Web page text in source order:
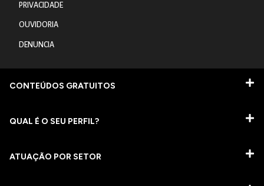
PRIVACIDADE
OUVIDORIA
DENUNCIA
CONTEÚDOS GRATUITOS
QUAL É O SEU PERFIL?
ATUAÇÃO POR SETOR